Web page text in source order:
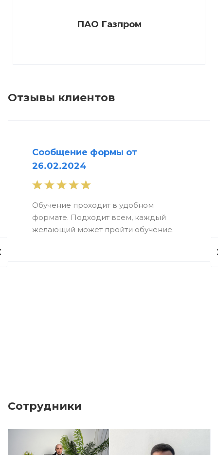
ПАО Газпром
Отзывы клиентов
Сообщение формы от
26.02.2024
Обучение проходит в удобном
формате. Подходит всем, каждый
желающий может пройти обучение.
Сотрудники